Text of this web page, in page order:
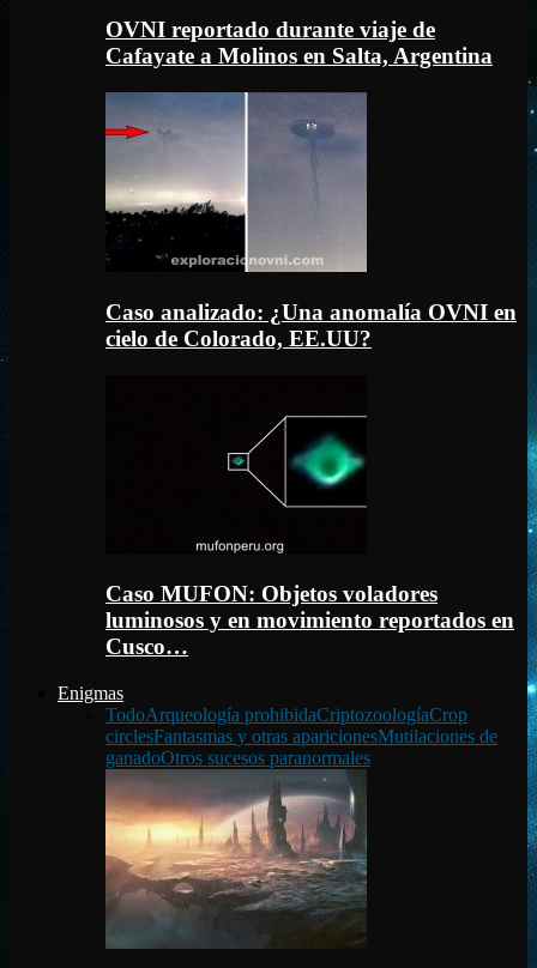
OVNI reportado durante viaje de
Cafayate a Molinos en Salta, Argentina
Caso analizado: ¿Una anomalía OVNI en
cielo de Colorado, EE.UU?
Caso MUFON: Objetos voladores
luminosos y en movimiento reportados en
Cusco…
Enigmas
TodoArqueología prohibidaCriptozoologíaCrop
circlesFantasmas y otras aparicionesMutilaciones de
ganadoOtros sucesos paranormales